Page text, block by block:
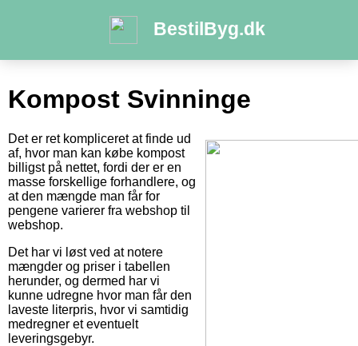
BestilByg.dk
Kompost Svinninge
Det er ret kompliceret at finde ud
af, hvor man kan købe kompost
billigst på nettet, fordi der er en
masse forskellige forhandlere, og
at den mængde man får for
pengene varierer fra webshop til
webshop.
Det har vi løst ved at notere
mængder og priser i tabellen
herunder, og dermed har vi
kunne udregne hvor man får den
laveste literpris, hvor vi samtidig
medregner et eventuelt
leveringsgebyr.